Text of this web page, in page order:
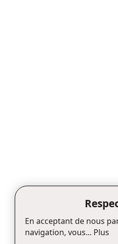
En acceptant de nous
navigation, vous... Plus